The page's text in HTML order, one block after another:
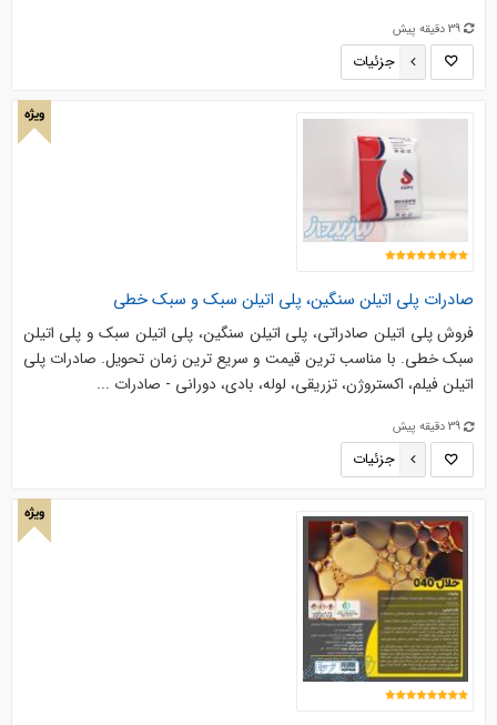
39 دقیقه پیش
جزئیات
ویژه
صادرات پلی اتیلن سنگین، پلی اتیلن سبک و سبک خطی
فروش پلی اتیلن صادراتی، پلی اتیلن سنگین، پلی اتیلن سبک و پلی اتیلن
سبک خطی. با مناسب ترین قیمت و سریع ترین زمان تحویل. صادرات پلی
اتیلن فیلم، اکستروژن، تزریقی، لوله، بادی، دورانی - صادرات ...
39 دقیقه پیش
جزئیات
ویژه